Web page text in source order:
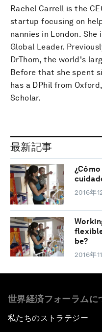
Rachel Carrell is the
startup focusing on
nannies in London. She
Global Leader.
DrThom, the world's
Before that she spent
has a DPhil from
Scholar.
最新記事
2016年
be?
2016年
世界経済フォーラムに
私たちのストラテジー